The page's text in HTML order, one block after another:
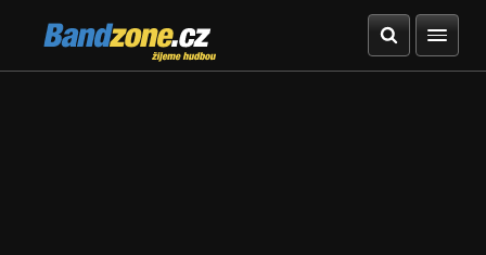
Bandzone.cz
žijeme hudbou